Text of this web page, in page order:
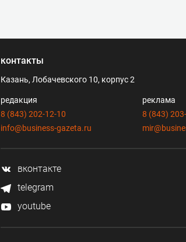
контакты
Казань, Лобачевского 10, корпус 2
редакция
8 (843) 202-12-10
info@business-gazeta.ru
реклама
8 (843)
вконтакте
telegram
youtube